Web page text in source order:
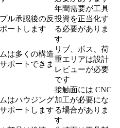
ル承認後の反
ートします
年間需要が工具
投資を正当化す
る必要がありま
す
は多くの構造
ポートできま
リブ、ボス、荷
重エリアは設計
レビューが必要
です
はハウジング
ポートします
接触面には CNC
加工が必要にな
る場合がありま
す